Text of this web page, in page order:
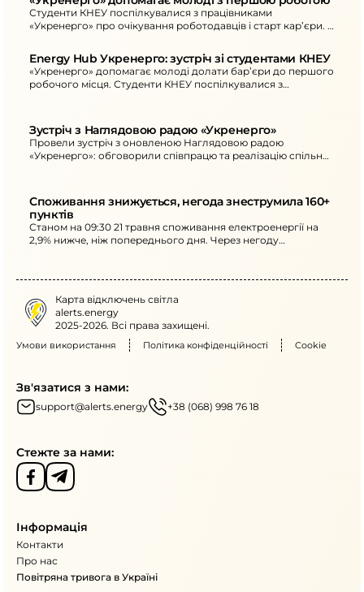
Студенти КНЕУ поспілкувалися з працівниками
«Укренерго» про очікування роботодавців і старт кар’єри. У
стажування.
Energy Hub Укренерго: зустріч зі студентами КНЕУ
«Укренерго» допомагає молоді долати бар’єри до першого
робочого місця. Студенти КНЕУ поспілкувалися з
Зустріч з Наглядовою радою «Укренерго»
Провели зустріч з оновленою Наглядовою радою
«Укренерго»: обговорили співпрацю та реалізацію спільних
Споживання знижується, негода знеструмила 160+
пунктів
Станом на 09:30 21 травня споживання електроенергії на
2,9% нижче, ніж попереднього дня. Через негоду
Карта відключень світла
alerts.energy
2025-2026. Всі права захищені.
Умови використання Політика конфіденційності Cookie
Зв'язатися з нами:
support@alerts.energy +38 (068) 998 76 18
Стежте за нами:
Інформація
Контакти
Про нас
Повітряна тривога в Україні